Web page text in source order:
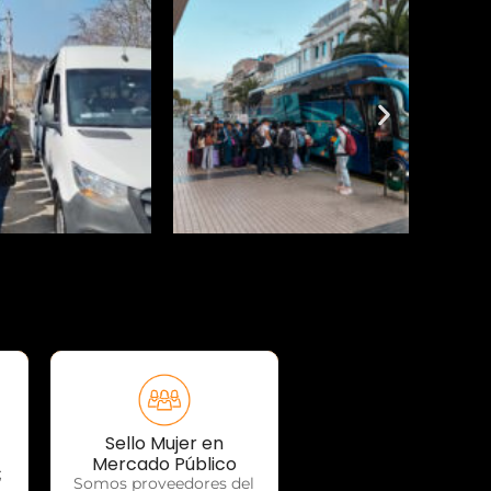
Sello Mujer en
Mercado Público
Somos proveedores del
OTP Servicios